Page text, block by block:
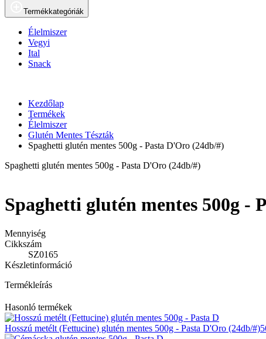
Termékkategóriák
Élelmiszer
Vegyi
Ital
Snack
Kezdőlap
Termékek
Élelmiszer
Glutén Mentes Tészták
Spaghetti glutén mentes 500g - Pasta D'Oro (24db/#)
Spaghetti glutén mentes 500g - Pasta D'Oro (24db/#)
Spaghetti glutén mentes 500g -
Mennyiség
Cikkszám
SZ0165
Készletinformáció
Termékleírás
Hasonló termékek
Hosszú metélt (Fettucine) glutén mentes 500g - Pasta D'Oro (24db/#)